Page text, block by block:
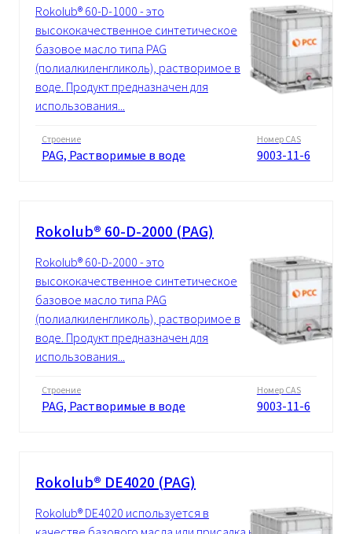
Rokolub® 60-D-1000 - это
высококачественное синтетическое
базовое масло типа PAG
(полиалкиленгликоль), растворимое в
воде. Продукт предназначен для
использования...
Строение
PAG, Растворимые в воде
Номер CAS
9003-11-6
Rokolub® 60-D-2000 (PAG)
Rokolub® 60-D-2000 - это
высококачественное синтетическое
базовое масло типа PAG
(полиалкиленгликоль), растворимое в
воде. Продукт предназначен для
использования...
Строение
PAG, Растворимые в воде
Номер CAS
9003-11-6
Rokolub® DE4020 (PAG)
Rokolub® DE4020 используется в